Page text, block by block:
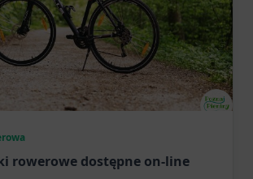
rowerowe dostępne on-line